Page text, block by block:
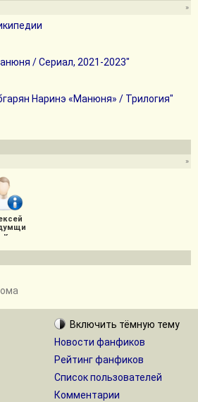
»
/ Сериал, 2021-2023"
Наринэ «Манюня» / Трилогия"
»
к
Включить тёмную тему
Новости фанфиков
Рейтинг фанфиков
Список пользователей
Комментарии